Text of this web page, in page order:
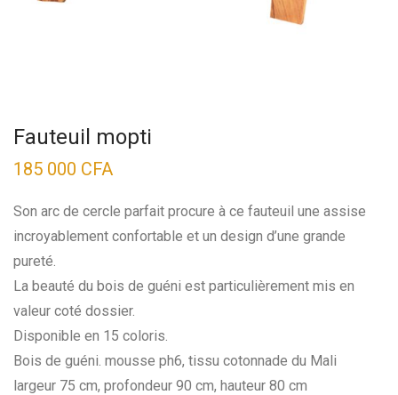
Fauteuil mopti
185 000 CFA
Son arc de cercle parfait procure à ce fauteuil une assise
incroyablement confortable et un design d’une grande
pureté.
La beauté du bois de guéni est particulièrement mis en
valeur coté dossier.
Disponible en 15 coloris.
Bois de guéni. mousse ph6, tissu cotonnade du Mali
largeur 75 cm, profondeur 90 cm, hauteur 80 cm